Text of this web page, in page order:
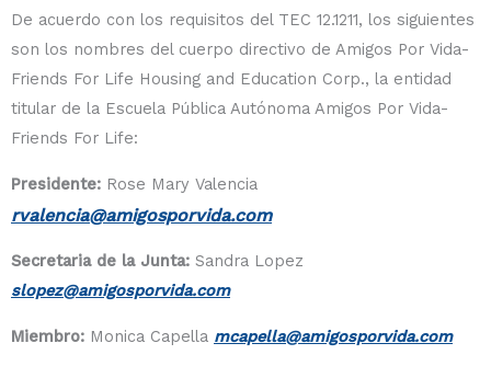
De acuerdo con los requisitos del TEC 12.1211, los siguientes
son los nombres del cuerpo directivo de Amigos Por Vida-
Friends For Life Housing and Education Corp., la entidad
titular de la Escuela Pública Autónoma Amigos Por Vida-
Friends For Life:
Presidente: Rose Mary Valencia
rvalencia@amigosporvida.com
Secretaria de la Junta: Sandra Lopez
slopez@amigosporvida.com
Miembro: Monica Capella mcapella@amigosporvida.com